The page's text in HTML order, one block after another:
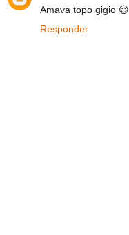
Amava topo gigio 😃
Responder